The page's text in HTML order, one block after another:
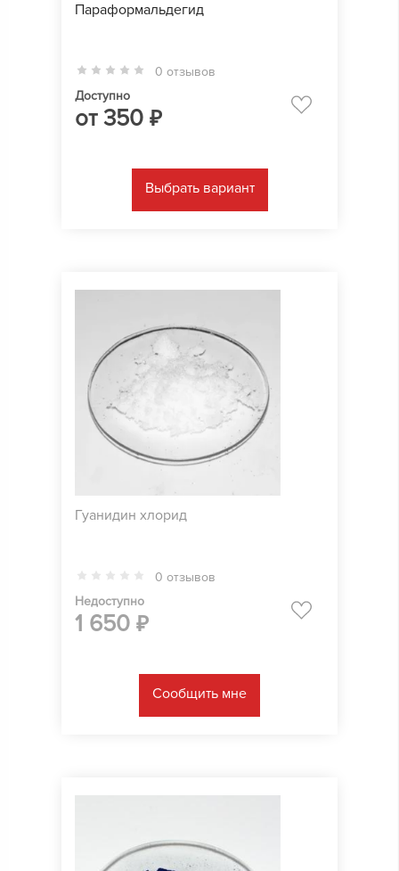
Параформальдегид
0 отзывов
Доступно
от350 ₽
Выбрать вариант
Гуанидин хлорид
0 отзывов
Недоступно
1 650 ₽
Сообщить мне